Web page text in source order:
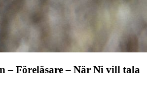
– Föreläsare – När Ni vill tala